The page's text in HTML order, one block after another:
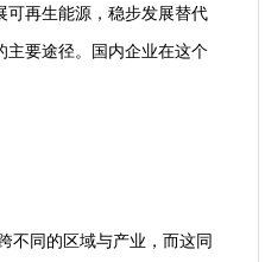
可再生能源，稳步发展替代
主要途径。国内企业在这个
不同的区域与产业，而这同